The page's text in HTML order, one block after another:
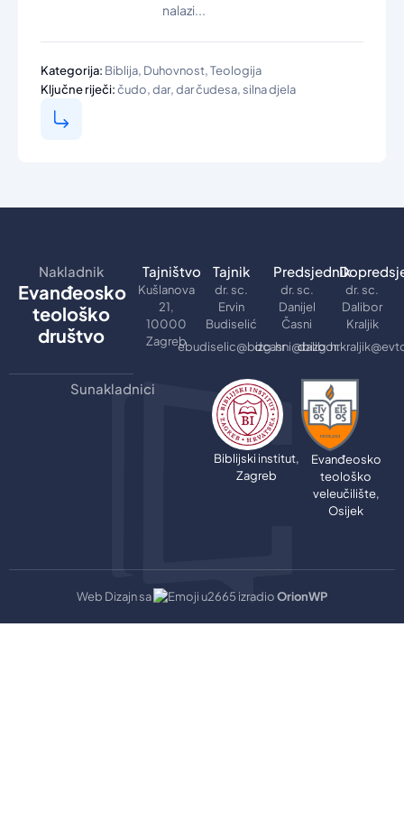
nalazi...
Kategorija: Biblija, Duhovnost,Teologija
Ključne riječi:čudo,dar,dar čudesa,silna djela
Nakladnik
Evanđeosko
teološko
društvo
Tajništvo
Kušlanova
21,
10000
Zagreb
Tajnik
dr. sc.
Ervin
Budiselić
ebudiselic@bizg.hr
Predsjednik
dr. sc.
Danijel
Časni
dcasni@bizg.hr
dr. sc.
Dalibor
Kraljik
Sunakladnici
Biblijski institut,
Zagreb
Evanđeosko
teološko
veleučilište,
Osijek
Web Dizajn sa izradioOrionWP